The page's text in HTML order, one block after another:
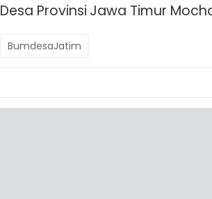
Desa Provinsi Jawa Timur
BumdesaJatim